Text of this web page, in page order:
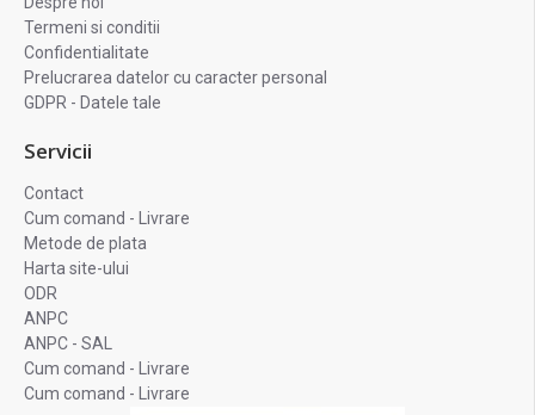
Termeni si conditii
Confidentialitate
Prelucrarea datelor cu caracter personal
GDPR - Datele tale
Servicii
Contact
Cum comand - Livrare
Metode de plata
Harta site-ului
ODR
ANPC
ANPC - SAL
Cum comand - Livrare
Cum comand - Livrare